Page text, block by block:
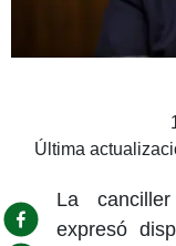
Última
La
expresó